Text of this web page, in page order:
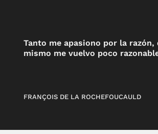
Tanto me apasiono por la razón,
mismo me vuelvo poco
FRANÇOIS DE LA ROCHEFOUCAULD